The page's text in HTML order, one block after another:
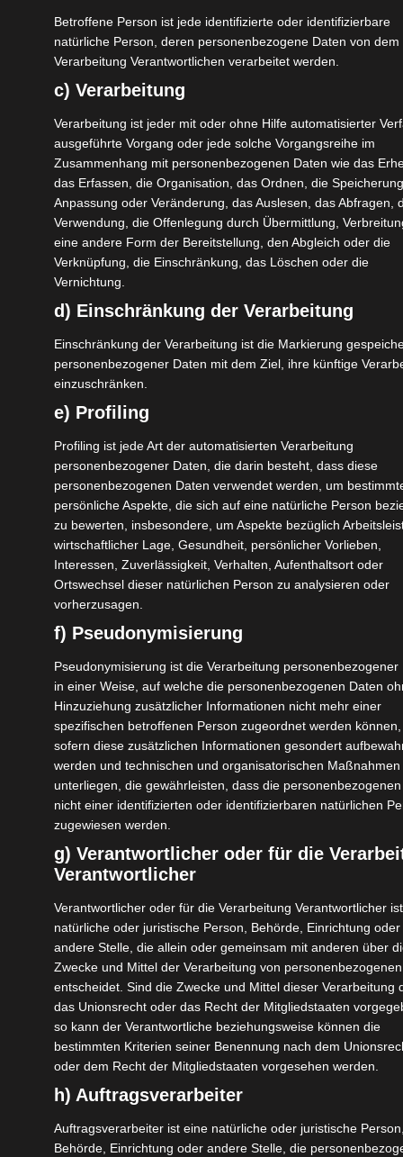
Comfort Go Round! Gulmarg
Kaschmirtal
Wandern im Himalaya in Gulmarg in
Kaschmir, im Norden Indiens
Wer gerne im indischen Himalaya wandern oder
einfach nur einen herrlichen Ausblick in den Bergen
genießen möchte, ist in Gulmarg gut aufgehoben.
Gulmarg liegt in Kaschmir in Nordindien. Die lokale
Gondel hat zwei Stationen und führt bis auf knapp
unter 4000 m. ü. M.! Aus diesem Grund ist der Ort
vor allem als Wintersportort bekannt und unter
Powder-Ski-Fans beliebt. Doch auch im Sommer hat
Gulmarg einiges zu bieten, unter anderem
wunderbare Ausblicke über die Berglandschaft und
Wandern sind:
Gondelfahrt bis auf knapp 4.000 m ü. M.
Gulmarg Children’s Park / Bootsfahrt mit
Paddelboot
Fahrt mit einem All-Terrain-Vehicle
Ponyreiten
Ski oder Snowboard fahren
Schlitten fahren
Fahrt mit dem Snowmobile
Erleben Sie ein Stück Himalaya im Norden Indiens!
Unsere Go-Round! Packages sind für diejenigen
gedacht, die während ihres Aufenthaltes so viel wie
möglich sehen möchten.
Zu diesem Package gibt es auch eine Budget- und
Deluxe-Version.
Unterschiede zur Budget-Version dieses Packages in
grün.
ZIELORT
ANKUNFTSZEIT
Planen Sie bis 11:00 Uhr am Flughafen Srinagar
Betroffene Person ist jede identifizierte oder identifizierbare
natürliche Person, deren personenbezogene Daten von dem
Verarbeitung Verantwortlichen verarbeitet werden.
c) Verarbeitung
Verarbeitung ist jeder mit oder ohne Hilfe automatisierter
ausgeführte Vorgang oder jede solche Vorgangsreihe im
Zusammenhang mit personenbezogenen Daten wie das
das Erfassen, die Organisation, das Ordnen, die
Anpassung oder Veränderung, das Auslesen, das Abfragen,
Verwendung, die Offenlegung durch Übermittlung,
eine andere Form der Bereitstellung, den Abgleich oder die
Verknüpfung, die Einschränkung, das Löschen oder die
Vernichtung.
d) Einschränkung der Verarbeitung
Einschränkung der Verarbeitung ist die Markierung
personenbezogener Daten mit dem Ziel, ihre künftige
einzuschränken.
e) Profiling
Profiling ist jede Art der automatisierten Verarbeitung
personenbezogener Daten, die darin besteht, dass diese
personenbezogenen Daten verwendet werden, um
persönliche Aspekte, die sich auf eine natürliche Person
zu bewerten, insbesondere, um Aspekte bezüglich
wirtschaftlicher Lage, Gesundheit, persönlicher Vorlieben,
Interessen, Zuverlässigkeit, Verhalten, Aufenthaltsort oder
Ortswechsel dieser natürlichen Person zu analysieren oder
vorherzusagen.
f) Pseudonymisierung
Pseudonymisierung ist die Verarbeitung personenbezogener
in einer Weise, auf welche die personenbezogenen Daten
Hinzuziehung zusätzlicher Informationen nicht mehr einer
spezifischen betroffenen Person zugeordnet werden können,
sofern diese zusätzlichen Informationen gesondert
werden und technischen und organisatorischen Maßnahmen
unterliegen, die gewährleisten, dass die
nicht einer identifizierten oder identifizierbaren natürlichen
zugewiesen werden.
g) Verantwortlicher oder für die
Verantwortlicher
Verantwortlicher oder für die Verarbeitung Verantwortlicher
natürliche oder juristische Person, Behörde, Einrichtung oder
andere Stelle, die allein oder gemeinsam mit anderen über
Zwecke und Mittel der Verarbeitung von
entscheidet. Sind die Zwecke und Mittel dieser Verarbeitung
das Unionsrecht oder das Recht der Mitgliedstaaten
so kann der Verantwortliche beziehungsweise können die
bestimmten Kriterien seiner Benennung nach dem
oder dem Recht der Mitgliedstaaten vorgesehen werden.
h) Auftragsverarbeiter
Auftragsverarbeiter ist eine natürliche oder juristische
Behörde, Einrichtung oder andere Stelle, die